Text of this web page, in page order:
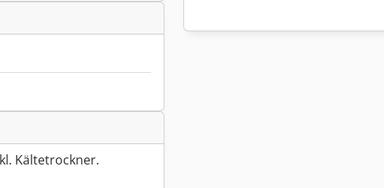
Kältetrockner.